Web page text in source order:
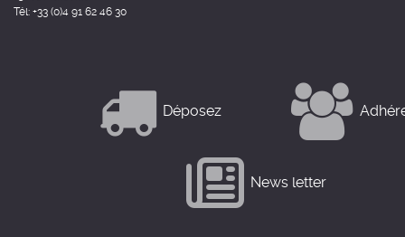
Tél: +33 (0)4 91 62 46 30
Déposez
News letter